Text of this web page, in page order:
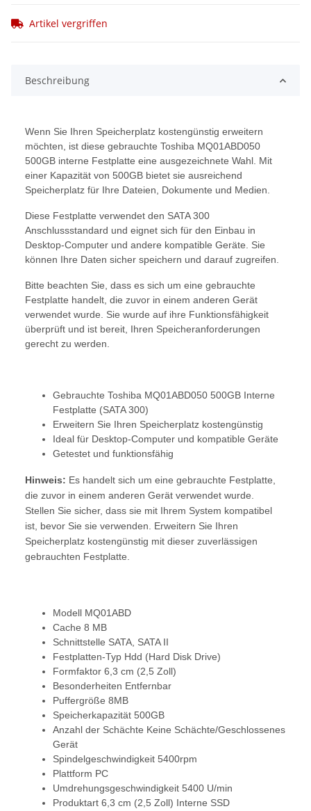
Artikel vergriffen
Beschreibung
Wenn Sie Ihren Speicherplatz kostengünstig erweitern
möchten, ist diese gebrauchte Toshiba MQ01ABD050
500GB interne Festplatte eine ausgezeichnete Wahl. Mit
einer Kapazität von 500GB bietet sie ausreichend
Speicherplatz für Ihre Dateien, Dokumente und Medien.
Diese Festplatte verwendet den SATA 300
Anschlussstandard und eignet sich für den Einbau in
Desktop-Computer und andere kompatible Geräte. Sie
können Ihre Daten sicher speichern und darauf zugreifen.
Bitte beachten Sie, dass es sich um eine gebrauchte
Festplatte handelt, die zuvor in einem anderen Gerät
verwendet wurde. Sie wurde auf ihre Funktionsfähigkeit
überprüft und ist bereit, Ihren Speicheranforderungen
gerecht zu werden.
Gebrauchte Toshiba MQ01ABD050 500GB Interne
Festplatte (SATA 300)
Erweitern Sie Ihren Speicherplatz kostengünstig
Ideal für Desktop-Computer und kompatible Geräte
Getestet und funktionsfähig
Hinweis: Es handelt sich um eine gebrauchte Festplatte,
die zuvor in einem anderen Gerät verwendet wurde.
Stellen Sie sicher, dass sie mit Ihrem System kompatibel
ist, bevor Sie sie verwenden. Erweitern Sie Ihren
Speicherplatz kostengünstig mit dieser zuverlässigen
gebrauchten Festplatte.
Modell MQ01ABD
Cache 8 MB
Schnittstelle SATA, SATA II
Festplatten-Typ Hdd (Hard Disk Drive)
Formfaktor 6,3 cm (2,5 Zoll)
Besonderheiten Entfernbar
Puffergröße 8MB
Speicherkapazität 500GB
Anzahl der Schächte Keine Schächte/Geschlossenes
Gerät
Spindelgeschwindigkeit 5400rpm
Plattform PC
Umdrehungsgeschwindigkeit 5400 U/min
Produktart 6,3 cm (2,5 Zoll) Interne SSD